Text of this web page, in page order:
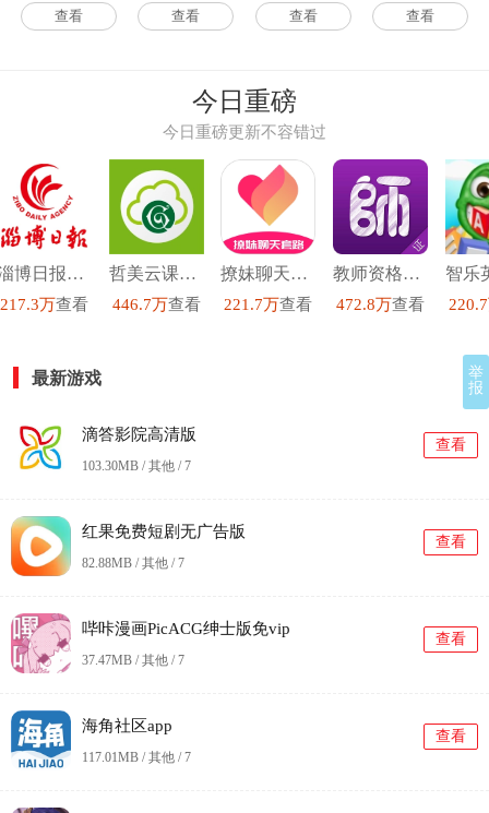
查看 查看 查看 查看
今日重磅
今日重磅更新不容错过
淄博日报官方最新版
217.3万查看
哲美云课堂最新免费版
446.7万查看
撩妹聊天套路安卓免费版
221.7万查看
教师资格证手机最新版
472.8万查看
最新游戏
滴答影院高清版
103.30MB / 其他 /7
查看
红果免费短剧无广告版
82.88MB / 其他 /7
查看
哔咔漫画PicACG绅士版免vip
37.47MB / 其他 /7
查看
海角社区app
117.01MB / 其他 /7
查看
举
报